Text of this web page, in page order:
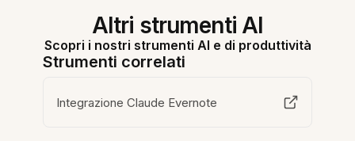
Altri strumenti AI
Scopri i nostri strumenti AI e di produttività
Strumenti correlati
Integrazione Claude Evernote